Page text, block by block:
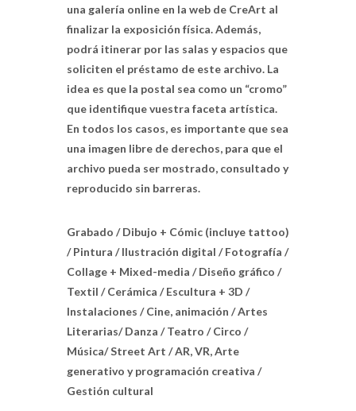
una galería online en la web de CreArt al
finalizar la exposición física. Además,
podrá itinerar por las salas y espacios que
soliciten el préstamo de este archivo. La
idea es que la postal sea como un “cromo”
que identifique vuestra faceta artística.
En todos los casos, es importante que sea
una imagen libre de derechos, para que el
archivo pueda ser mostrado, consultado y
reproducido sin barreras.
Grabado / Dibujo + Cómic (incluye tattoo)
/ Pintura / Ilustración digital / Fotografía /
Collage + Mixed-media / Diseño gráfico /
Textil / Cerámica / Escultura + 3D /
Instalaciones / Cine, animación / Artes
Literarias/ Danza / Teatro / Circo /
Música/ Street Art / AR, VR, Arte
generativo y programación creativa /
Gestión cultural